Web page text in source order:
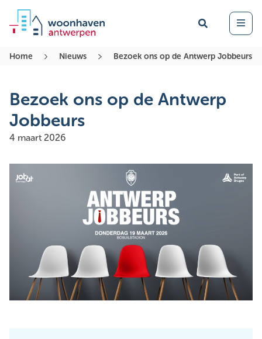
Zoek Open
Home Nieuws Bezoek ons op de Antwerp Jobbeurs
Bezoek ons op de Antwerp
Jobbeurs
4 maart 2026